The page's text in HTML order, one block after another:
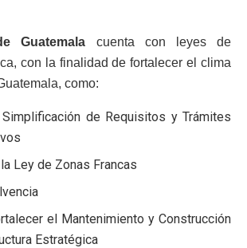
Guatemala cuenta con leyes de
con la finalidad de fortalecer el clima
como:
de Requisitos y Trámites
Ley de Zonas Francas
el Mantenimiento y Construcción
Estratégica